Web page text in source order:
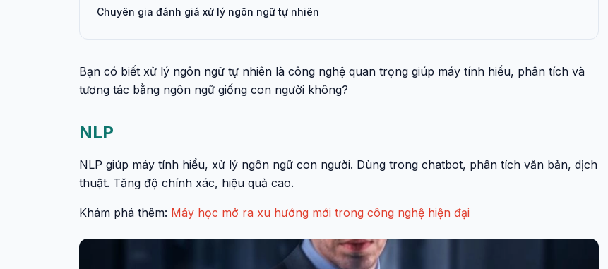
Chuyên gia đánh giá xử lý ngôn ngữ tự nhiên
Bạn có biết xử lý ngôn ngữ tự nhiên là công nghệ quan trọng giúp máy tính hiểu, phân tích và
tương tác bằng ngôn ngữ giống con người không?
NLP
NLP giúp máy tính hiểu, xử lý ngôn ngữ con người. Dùng trong chatbot, phân tích văn bản, dịch
thuật. Tăng độ chính xác, hiệu quả cao.
Khám phá thêm: Máy học mở ra xu hướng mới trong công nghệ hiện đại